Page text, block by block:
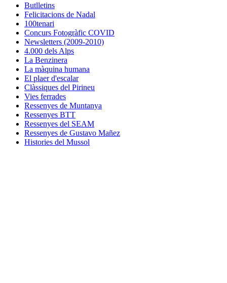
Butlletins
Felicitacions de Nadal
100tenari
Concurs Fotogràfic COVID
Newsletters (2009-2010)
4.000 dels Alps
La Benzinera
La màquina humana
El plaer d'escalar
Clàssiques del Pirineu
Vies ferrades
Ressenyes de Muntanya
Ressenyes BTT
Ressenyes del SEAM
Ressenyes de Gustavo Mañez
Histories del Mussol